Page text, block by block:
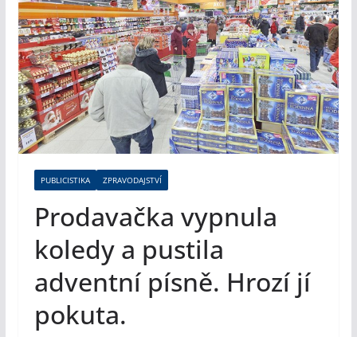
PUBLICISTIKA ZPRAVODAJSTVÍ
Prodavačka vypnula
koledy a pustila
adventní písně. Hrozí jí
pokuta.